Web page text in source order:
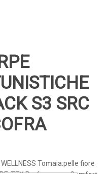
S3 SRC
WELLNESS Tomaia:pelle fiore